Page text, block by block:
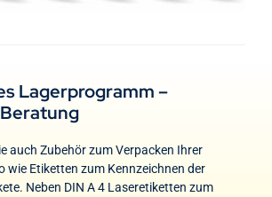
Lagerprogramm –
auch Zubehör zum Verpacken Ihrer
wie Etiketten zum Kennzeichnen der
Neben DIN A 4 Laseretiketten zum